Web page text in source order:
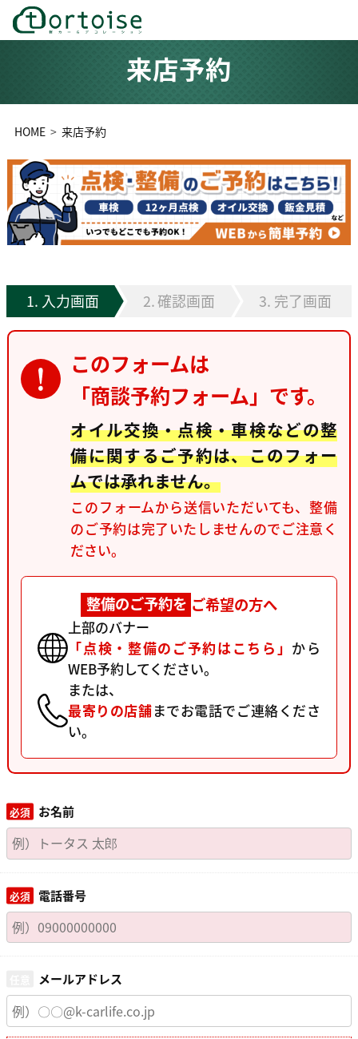
来店予約
HOME 来店予約
入力画面 確認画面 完了画面
このフォームは
「商談予約フォーム」です。
オイル交換・点検・車検などの整
備に関するご予約は、このフォー
ムでは承れません。
このフォームから送信いただいても、整備
のご予約は完了いたしませんのでご注意く
ださい。
整備のご予約を ご希望の方へ
上部のバナー
「点検・整備のご予約はこちら」 から
WEB予約してください。
または、
最寄りの店舗までお電話でご連絡くださ
い。
お名前
電話番号
メールアドレス